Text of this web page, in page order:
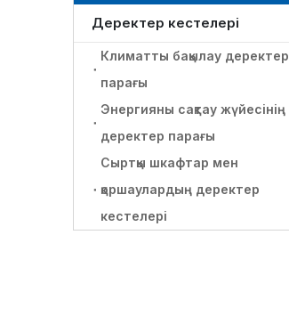
Деректер кестелері
Климатты бақылау деректер
парағы
Энергияны сақтау жүйесінің
деректер парағы
Сыртқы шкафтар мен
қоршаулардың деректер
кестелері